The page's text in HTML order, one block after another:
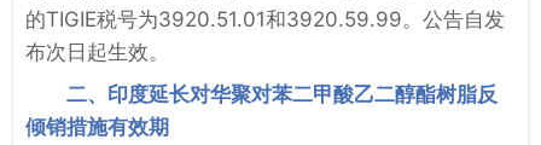
的TIGIE税号为3920.51.01和3920.59.99。公告自发
布次日起生效。
二、印度延长对华聚对苯二甲酸乙二醇酯树脂反
倾销措施有效期